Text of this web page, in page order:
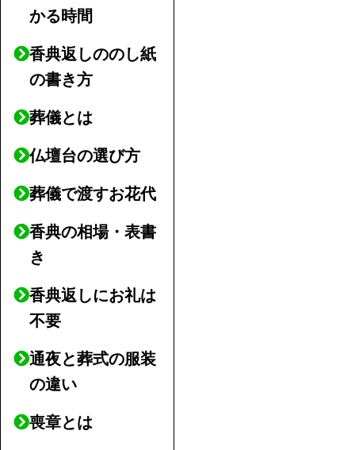
かる時間
香典返しののし紙
の書き方
葬儀とは
仏壇台の選び方
葬儀で渡すお花代
香典の相場・表書
き
香典返しにお礼は
不要
通夜と葬式の服装
の違い
喪章とは